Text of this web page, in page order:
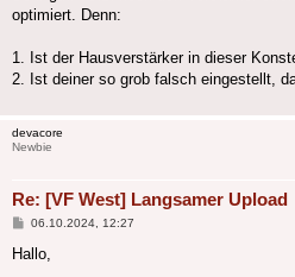
optimiert. Denn:
1. Ist der Hausverstärker in dieser
2. Ist deiner so grob falsch eingestellt,
devacore
Newbie
Re: [VF West] Langsamer Upload
Beitrag
06.10.2024, 12:27
Hallo,